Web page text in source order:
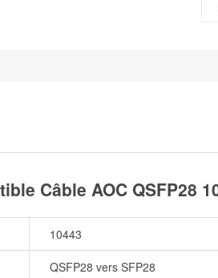
Câble AOC QSFP28
10443
QSFP28 vers SFP28